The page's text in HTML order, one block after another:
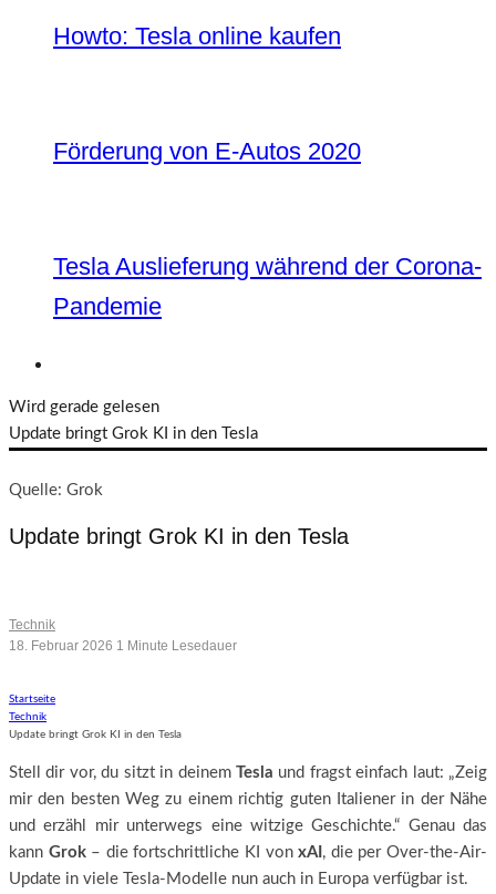
Howto: Tesla online kaufen
Förderung von E-Autos 2020
Tesla Auslieferung während der Corona-
Pandemie
Wird gerade gelesen
Update bringt Grok KI in den Tesla
Quelle: Grok
Update bringt Grok KI in den Tesla
Technik
18. Februar 2026 1 Minute Lesedauer
Startseite
Technik
Update bringt Grok KI in den Tesla
Stell dir vor, du sitzt in deinem Tesla und fragst einfach laut: „Zeig
mir den besten Weg zu einem richtig guten Italiener in der Nähe
und erzähl mir unterwegs eine witzige Geschichte.“ Genau das
kann Grok– die fortschrittliche KI vonxAI , die per Over-the-Air-
Update in viele Tesla-Modelle nun auch in Europa verfügbar ist.